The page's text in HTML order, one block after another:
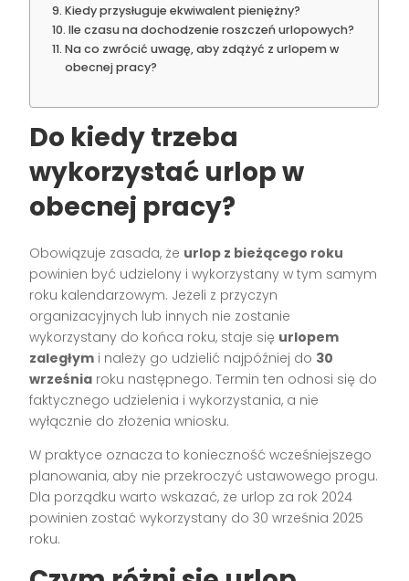
Kiedy przysługuje ekwiwalent pieniężny?
Ile czasu na dochodzenie roszczeń urlopowych?
Na co zwrócić uwagę, aby zdążyć z urlopem w
obecnej pracy?
Do kiedy trzeba
wykorzystać urlop w
obecnej pracy?
Obowiązuje zasada, że urlop z bieżącego roku
powinien być udzielony i wykorzystany w tym samym
roku kalendarzowym. Jeżeli z przyczyn
organizacyjnych lub innych nie zostanie
wykorzystany do końca roku, staje się urlopem
zaległym i należy go udzielić najpóźniej do 30
września roku następnego. Termin ten odnosi się do
faktycznego udzielenia i wykorzystania, a nie
wyłącznie do złożenia wniosku.
W praktyce oznacza to konieczność wcześniejszego
planowania, aby nie przekroczyć ustawowego progu.
Dla porządku warto wskazać, że urlop za rok 2024
powinien zostać wykorzystany do 30 września 2025
roku.